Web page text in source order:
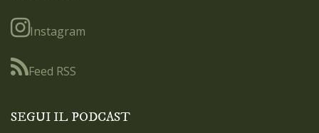
Instagram
Feed RSS
SEGUI IL PODCAST